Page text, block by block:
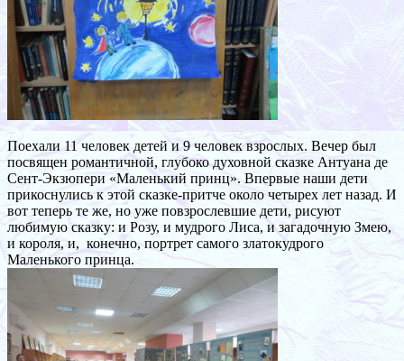
Поехали 11 человек детей и 9 человек взрослых. Вечер был
посвящен романтичной, глубоко духовной сказке Антуана де
Сент-Экзюпери «Маленький принц». Впервые наши дети
прикоснулись к этой сказке-притче около четырех лет назад. И
вот теперь те же, но уже повзрослевшие дети, рисуют
любимую сказку: и Розу, и мудрого Лиса, и загадочную Змею,
и короля, и, конечно, портрет самого златокудрого
Маленького принца.